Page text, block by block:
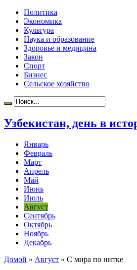
Политика
Экономика
Культура
Наука и образование
Здоровье и медицина
Закон
Спорт
Бизнес
Сельское хозяйство
Узбекистан, день в
Январь
Февраль
Март
Апрель
Май
Июнь
Июль
Август
Сентябрь
Октябрь
Ноябрь
Декабрь
Домой » Август » С мира по нитке